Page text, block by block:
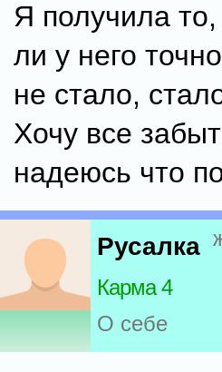
Я получила то,
ли у него
не стало,
Хочу все
надеюсь что
Русалка
Карма 4
О себе